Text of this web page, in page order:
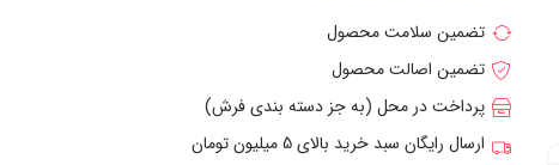
تضمین سلامت محصول
تضمین اصالت محصول
پرداخت در محل (به جز دسته بندی فرش)
ارسال رایگان سبد خرید بالای 5 میلیون تومان